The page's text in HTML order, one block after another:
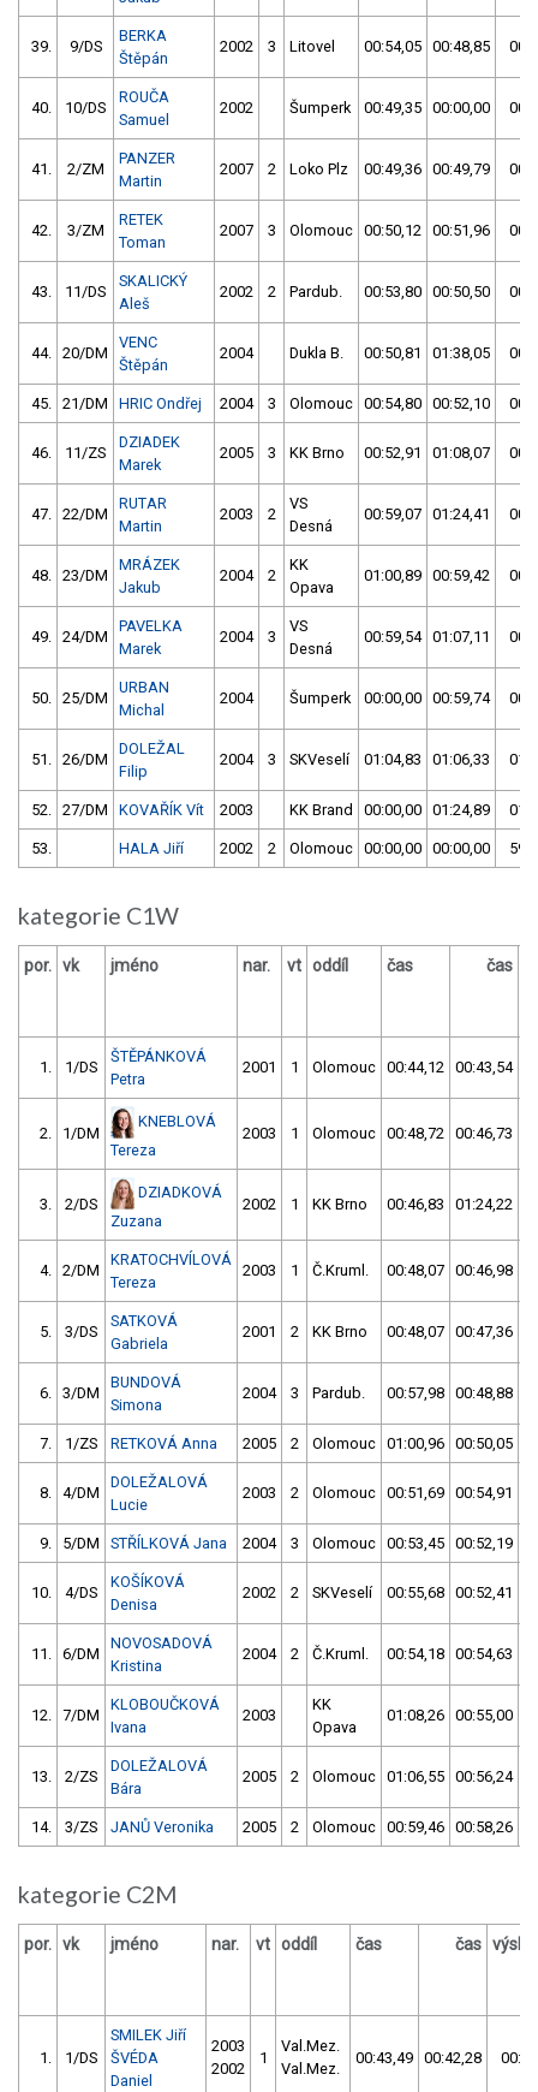
39. 9/DS
BERKA
Štěpán
2002 3 Litovel 00:54,05 00:48,85
40. 10/DS
ROUČA
Samuel
2002 Šumperk 00:49,35 00:00,00
41. 2/ZM
PANZER
Martin
2007 2 Loko Plz 00:49,36 00:49,79
42. 3/ZM
RETEK
Toman
2007 3 Olomouc 00:50,12 00:51,96
43. 11/DS
SKALICKÝ
Aleš
2002 2 Pardub. 00:53,80 00:50,50
44. 20/DM
VENC
Štěpán
2004 Dukla B. 00:50,81 01:38,05
45. 21/DM HRIC Ondřej 2004 3 Olomouc 00:54,80 00:52,10
46. 11/ZS
DZIADEK
Marek
2005 3 KK Brno 00:52,91 01:08,07
47. 22/DM
RUTAR
Martin
2003 2
VS
Desná
00:59,07 01:24,41
48. 23/DM
MRÁZEK
Jakub
2004 2
KK
Opava
01:00,89 00:59,42
49. 24/DM
PAVELKA
Marek
2004 3
VS
Desná
00:59,54 01:07,11
50. 25/DM
URBAN
Michal
2004 Šumperk 00:00,00 00:59,74
51. 26/DM
DOLEŽAL
Filip
2004 3 SKVeselí 01:04,83 01:06,33
52. 27/DM KOVAŘÍK Vít 2003 KK Brand 00:00,00 01:24,89
53. HALA Jiří 2002 2 Olomouc 00:00,00 00:00,00
kategorie C1W
por. vk jméno nar. vt oddíl čas čas
1. 1/DS
ŠTĚPÁNKOVÁ
Petra
2001 1 Olomouc 00:44,12 00:43,54
2. 1/DM
KNEBLOVÁ
Tereza
2003 1 Olomouc 00:48,72 00:46,73
3. 2/DS
DZIADKOVÁ
Zuzana
2002 1 KK Brno 00:46,83 01:24,22
4. 2/DM
KRATOCHVÍLOVÁ
Tereza
2003 1 Č.Kruml. 00:48,07 00:46,98
5. 3/DS
SATKOVÁ
Gabriela
2001 2 KK Brno 00:48,07 00:47,36
6. 3/DM
BUNDOVÁ
Simona
2004 3 Pardub. 00:57,98 00:48,88
7. 1/ZS RETKOVÁ Anna 2005 2 Olomouc 01:00,96 00:50,05
8. 4/DM
DOLEŽALOVÁ
Lucie
2003 2 Olomouc 00:51,69 00:54,91
9. 5/DM STŘÍLKOVÁ Jana 2004 3 Olomouc 00:53,45 00:52,19
10. 4/DS
KOŠÍKOVÁ
Denisa
2002 2 SKVeselí 00:55,68 00:52,41
11. 6/DM
NOVOSADOVÁ
Kristina
2004 2 Č.Kruml. 00:54,18 00:54,63
12. 7/DM
KLOBOUČKOVÁ
Ivana
2003
KK
Opava
01:08,26 00:55,00
13. 2/ZS
DOLEŽALOVÁ
Bára
2005 2 Olomouc 01:06,55 00:56,24
14. 3/ZS JANŮ Veronika 2005 2 Olomouc 00:59,46 00:58,26
kategorie C2M
por. vk jméno nar. vt oddíl čas čas
1. 1/DS
SMILEK Jiří
ŠVÉDA
Daniel
2003
2002
1
Val.Mez.
Val.Mez.
00:43,49 00:42,28